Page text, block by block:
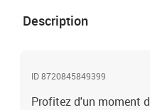
vases, des bols de fruits ou
modulaire : l'ensemble de
configurations personnelles
recommandons de les
Description
ID 8720845849399
Profitez d'un moment